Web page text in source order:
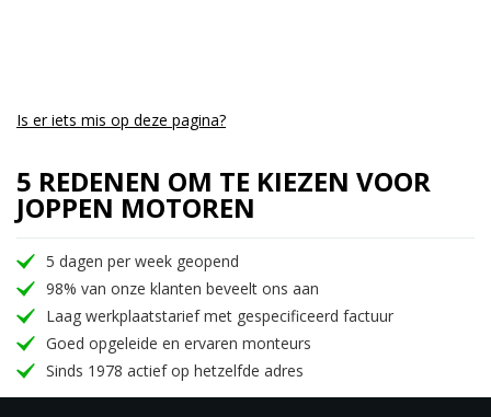
Is er iets mis op deze pagina?
5 REDENEN OM TE KIEZEN VOOR
JOPPEN MOTOREN
5 dagen per week geopend
98% van onze klanten beveelt ons aan
Laag werkplaatstarief met gespecificeerd factuur
Goed opgeleide en ervaren monteurs
Sinds 1978 actief op hetzelfde adres